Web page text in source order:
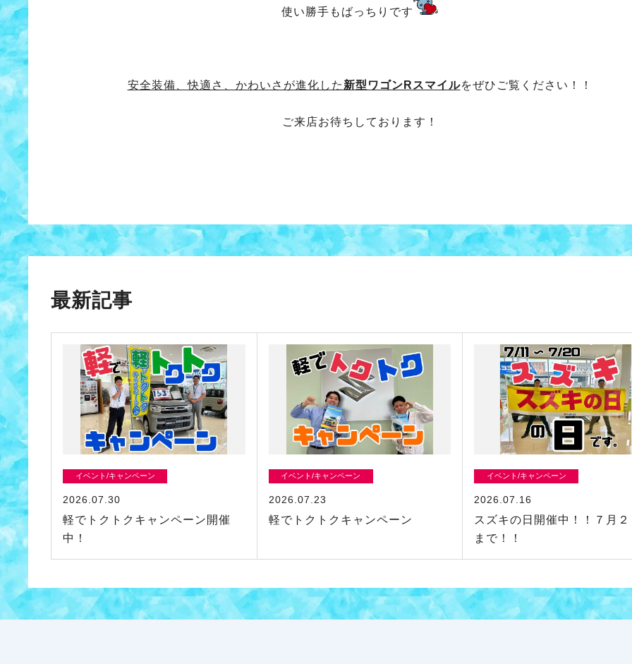
使い勝手もばっちりです
安全装備、快適さ、かわいさが進化した 新型ワゴンRスマイルをぜひご覧ください！！
ご来店お待ちしております！
最新記事
イベント/キャンペーン
2026.07.30
軽でトクトクキャンペーン開催
中！
イベント/キャンペーン
2026.07.23
軽でトクトクキャンペーン
イベント/キャンペーン
2026.07.16
スズキの日開催中！！７月
まで！！